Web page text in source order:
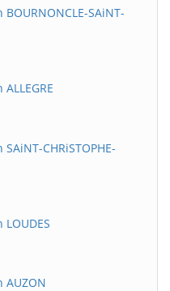
SAiNT-
CHRiSTOPHE-